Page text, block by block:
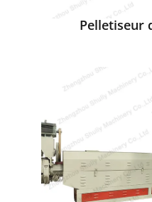
Pelletiseur